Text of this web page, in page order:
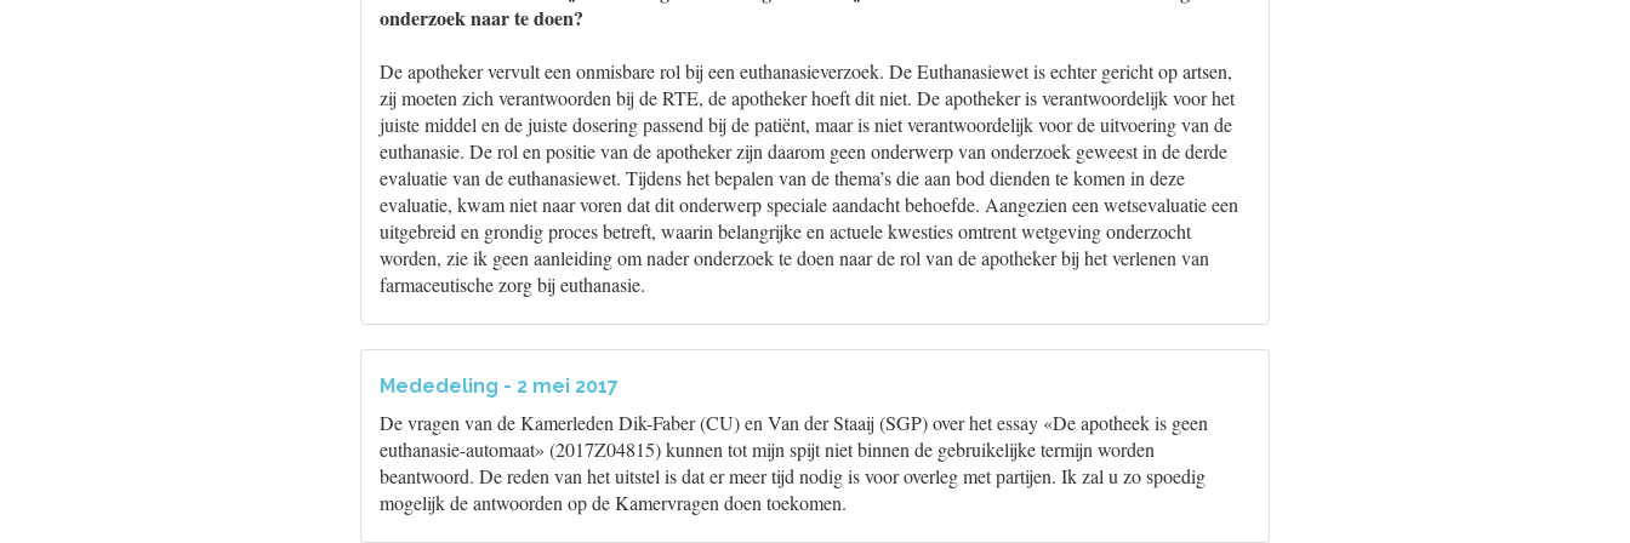
onderzoek naar te doen?
De apotheker vervult een onmisbare rol bij een euthanasieverzoek. De Euthanasiewet is echter gericht op artsen,
zij moeten zich verantwoorden bij de RTE, de apotheker hoeft dit niet. De apotheker is verantwoordelijk voor het
juiste middel en de juiste dosering passend bij de patiënt, maar is niet verantwoordelijk voor de uitvoering van de
euthanasie. De rol en positie van de apotheker zijn daarom geen onderwerp van onderzoek geweest in de derde
evaluatie van de euthanasiewet. Tijdens het bepalen van de thema’s die aan bod dienden te komen in deze
evaluatie, kwam niet naar voren dat dit onderwerp speciale aandacht behoefde. Aangezien een wetsevaluatie een
uitgebreid en grondig proces betreft, waarin belangrijke en actuele kwesties omtrent wetgeving onderzocht
worden, zie ik geen aanleiding om nader onderzoek te doen naar de rol van de apotheker bij het verlenen van
farmaceutische zorg bij euthanasie.
Mededeling - 2 mei 2017
De vragen van de Kamerleden Dik-Faber (CU) en Van der Staaij (SGP) over het essay «De apotheek is geen
euthanasie-automaat» (2017Z04815) kunnen tot mijn spijt niet binnen de gebruikelijke termijn worden
beantwoord. De reden van het uitstel is dat er meer tijd nodig is voor overleg met partijen. Ik zal u zo spoedig
mogelijk de antwoorden op de Kamervragen doen toekomen.